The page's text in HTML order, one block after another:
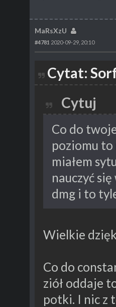
MaRsXzU
#4781 2020-09-29, 20:10
Cytat:
Cytuj
Co do
poziomu to
miałem
nauczyć
dmg i to
Wielkie
Co do
ziół oddaje
potki. I nic z